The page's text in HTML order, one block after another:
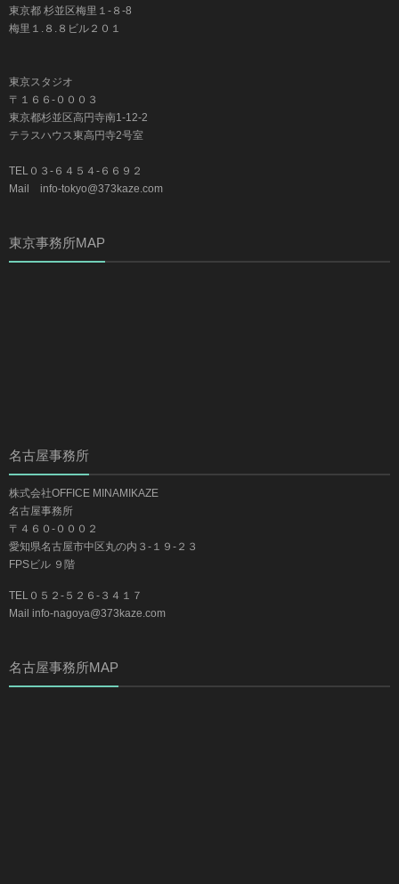
東京都 杉並区梅里１-８-8
梅里１.８.８ビル２０１
東京スタジオ
〒１６６-０００３
東京都杉並区高円寺南1-12-2
テラスハウス東高円寺2号室
TEL０３-６４５４-６６９２
Mail info-tokyo@373kaze.com
東京事務所MAP
名古屋事務所
株式会社OFFICE MINAMIKAZE
名古屋事務所
〒４６０-０００２
愛知県名古屋市中区丸の内３-１９-２３
FPSビル ９階
TEL０５２-５２６-３４１７
Mail info-nagoya@373kaze.com
名古屋事務所MAP